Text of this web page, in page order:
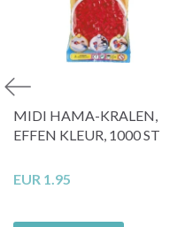
MIDI HAMA-KRALEN,
EFFEN KLEUR, 1000 ST
EUR 1.95